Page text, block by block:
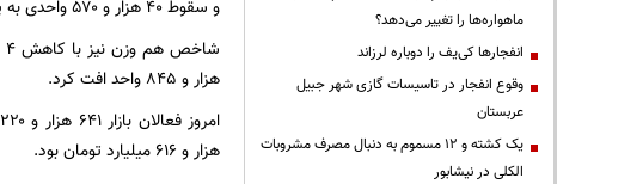
و سقوط ۴۰ هزار و ۵۷۰ واحدی به پله ۱ میلیون و ۶۴۱ هزار و ۲۱۱ واحد بازگشت.
هزار و ۸۴۵ واحد افت کرد.
هزار و ۶۱۶ میلیارد تومان بود.
ماهواره‌ها را تغییر می‌دهد؟
انفجارها کی‌یف را دوباره لرزاند
وقوع انفجار در تاسیسات گازی شهر جبیل
عربستان
یک کشته و ۱۲ مسموم به دنبال مصرف مشروبات
الکلی در نیشابور